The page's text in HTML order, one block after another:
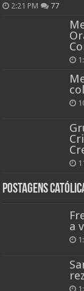
2:21 PM 77
Postagens
a